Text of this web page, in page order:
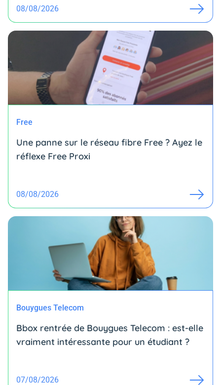
08/08/2026
Free
Une panne sur le réseau fibre Free ? Ayez le
réflexe Free Proxi
08/08/2026
Bouygues Telecom
Bbox rentrée de Bouygues Telecom : est-elle
vraiment intéressante pour un étudiant ?
07/08/2026